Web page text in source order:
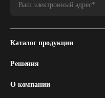
Каталог продукции
Решения
О компании